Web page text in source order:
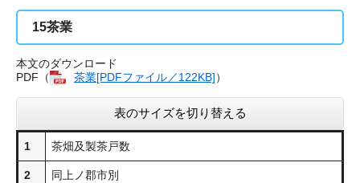
15茶業
本文のダウンロード
PDF（
茶業[PDFファイル／122KB]）
表のサイズを切り替える
1 茶畑及製茶戸数
2 同上ノ郡市別